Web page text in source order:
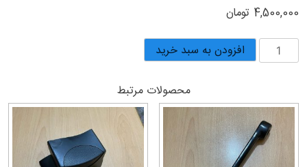
4,500,000 تومان
یاتاقان
E12
افزودن به سبد خرید
محصولات مرتبط